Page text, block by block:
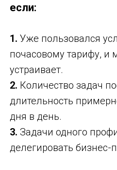
если:
1. Уже пользовался
почасовому тарифу, и
устраивает.
2. Количество задач
длительность
дня в день.
3. Задачи одного
делегировать бизнес-